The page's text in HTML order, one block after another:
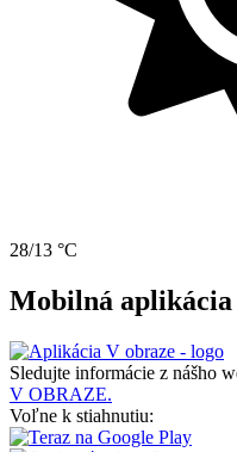
28/13 °C
Mobilná aplikácia
Sledujte informácie z nášho
V OBRAZE.
Voľne k stiahnutiu: